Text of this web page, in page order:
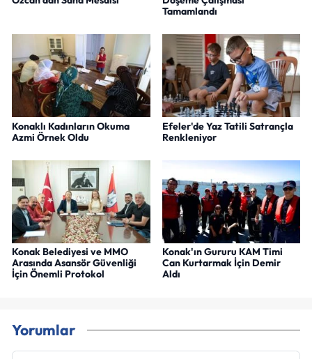
Tamamlandı
Konaklı Kadınların Okuma
Azmi Örnek Oldu
Efeler'de Yaz Tatili Satrançla
Renkleniyor
Konak Belediyesi ve MMO
Arasında Asansör Güvenliği
İçin Önemli Protokol
Konak'ın Gururu KAM Timi
Can Kurtarmak İçin Demir
Aldı
Yorumlar